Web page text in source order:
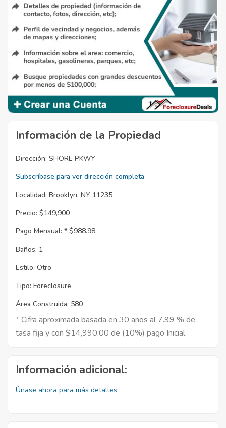
Información de la Propiedad
Dirección: SHORE PKWY
Subscríbase para ver dirección completa
Localidad: Brooklyn, NY 11235
Precio: $149,900
Pago Mensual: * $988.98
Baños: 1
Estilo: Otro
Tipo: Foreclosure
Área Construida: 580
* Cifra aproximada basada en 30 años al 7.99 % de
tasa fija y con $14,990.00 de (10%) pago Inicial.
Información adicional:
Únase ahora para más detalles